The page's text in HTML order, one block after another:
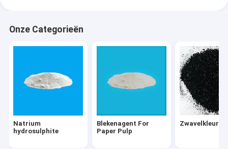
vatkleurstoffen
Onze Categorieën
Natrium
hydrosulphite
Blekenagent For
Paper Pulp